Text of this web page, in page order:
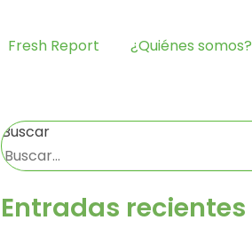
Fresh Report ¿Quiénes somos?
Buscar
Entradas recientes